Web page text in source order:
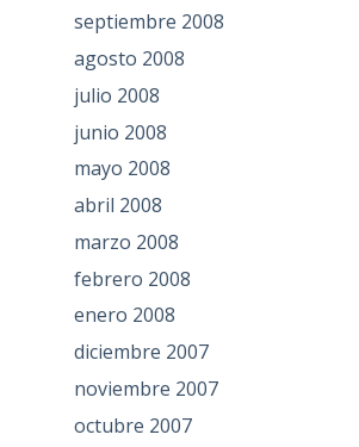
septiembre 2008
agosto 2008
julio 2008
junio 2008
mayo 2008
abril 2008
marzo 2008
febrero 2008
enero 2008
diciembre 2007
noviembre 2007
octubre 2007